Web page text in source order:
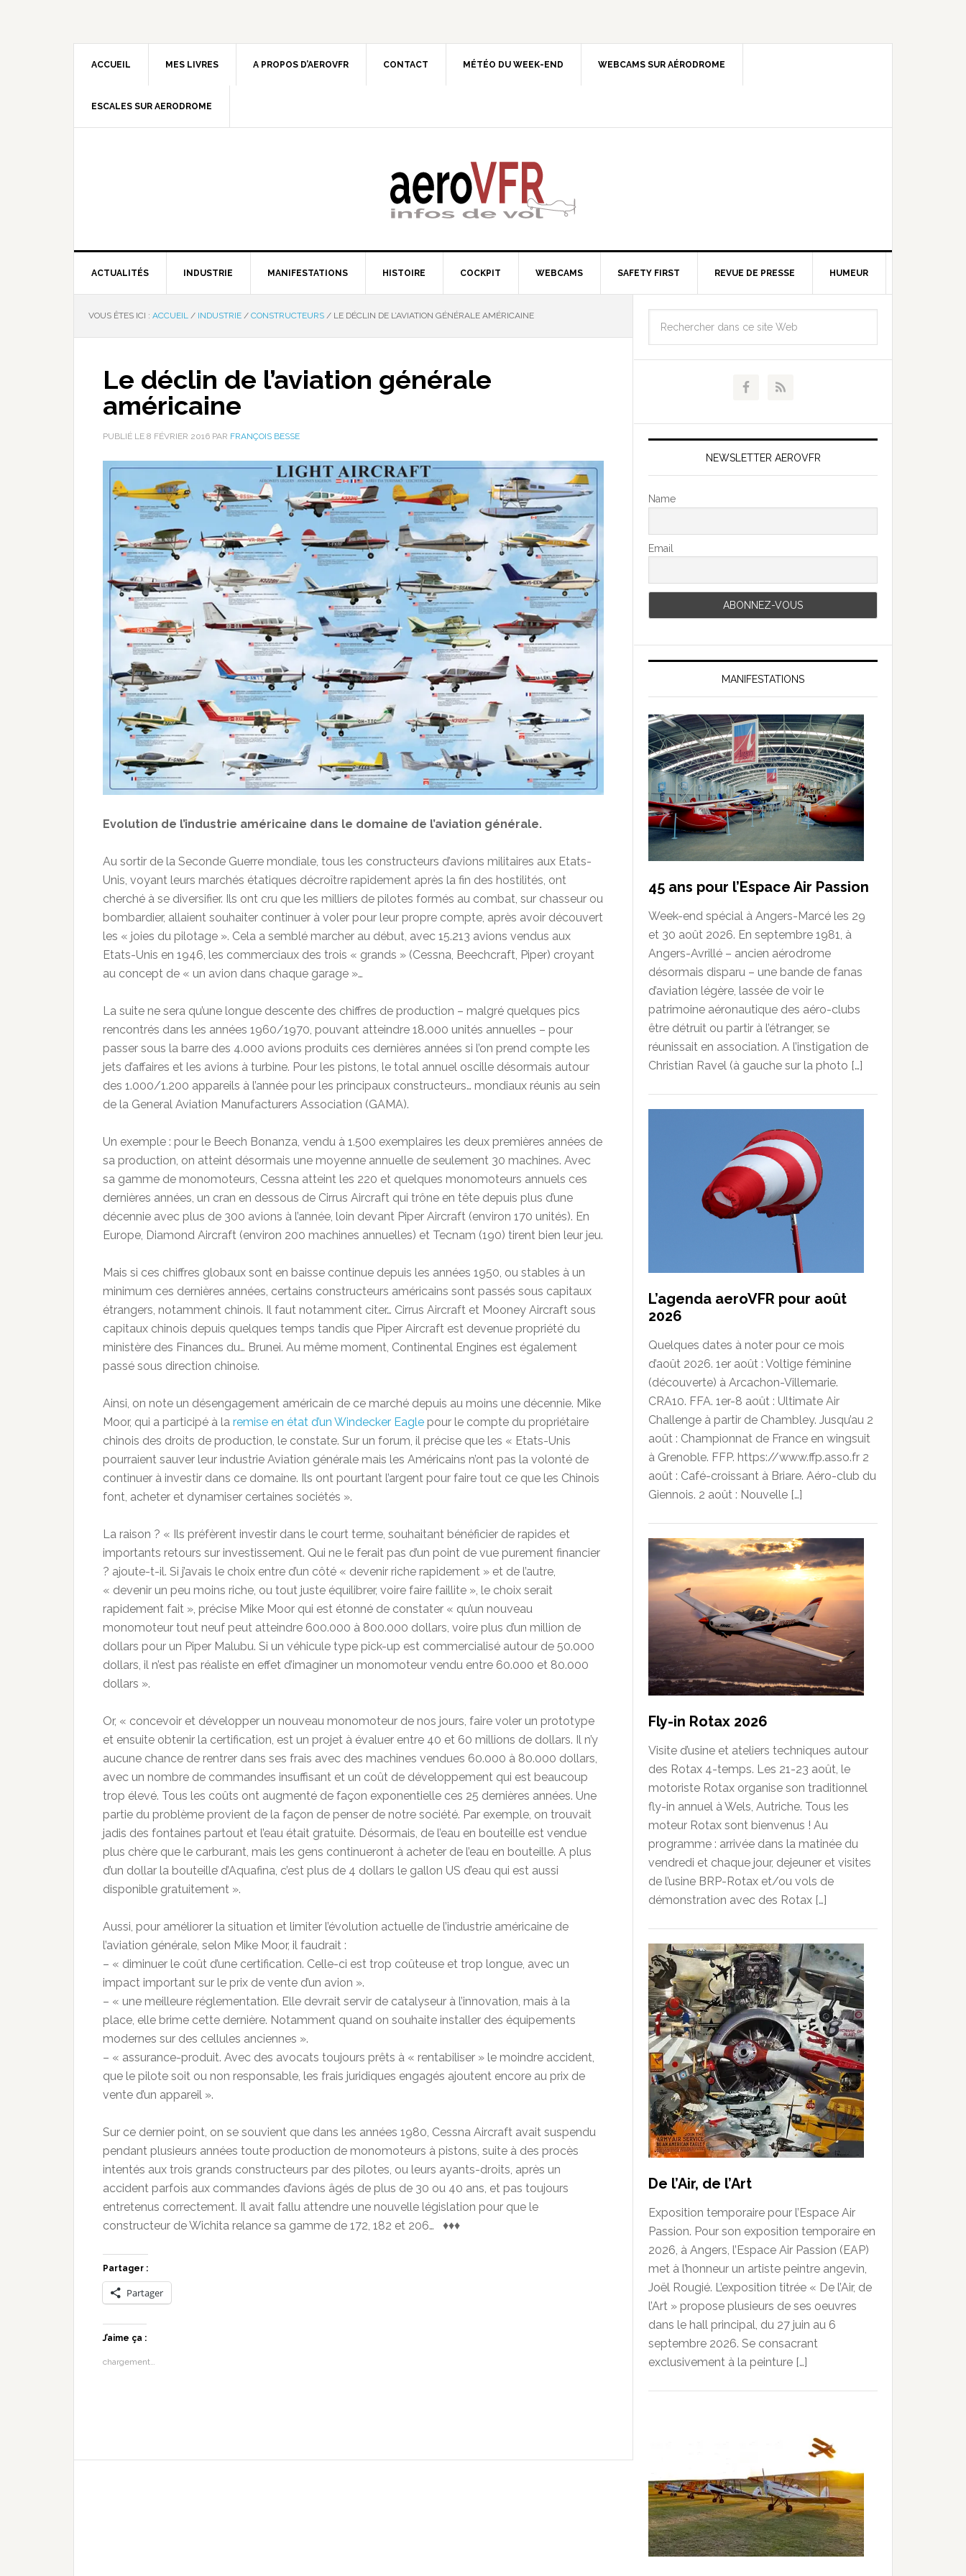
ACCUEIL MES LIVRES A PROPOS D’AEROVFR CONTACT MÉTÉO DU WEEK-END WEBCAMS SUR AÉRODROME
ESCALES SUR AERODROME
ACTUALITÉS INDUSTRIE MANIFESTATIONS HISTOIRE COCKPIT WEBCAMS SAFETY FIRST REVUE DE PRESSE HUMEUR
VOUS ÊTES ICI : ACCUEIL / INDUSTRIE / CONSTRUCTEURS / LE DÉCLIN DE L’AVIATION GÉNÉRALE AMÉRICAINE
Le déclin de l’aviation générale
américaine
PUBLIÉ LE 8 FÉVRIER 2016 PAR FRANÇOIS BESSE
Evolution de l’industrie américaine dans le domaine de l’aviation générale.
Au sortir de la Seconde Guerre mondiale, tous les constructeurs d’avions militaires aux Etats-
Unis, voyant leurs marchés étatiques décroître rapidement après la fin des hostilités, ont
cherché à se diversifier. Ils ont cru que les milliers de pilotes formés au combat, sur chasseur ou
bombardier, allaient souhaiter continuer à voler pour leur propre compte, après avoir découvert
les « joies du pilotage ». Cela a semblé marcher au début, avec 15.213 avions vendus aux
Etats-Unis en 1946, les commerciaux des trois « grands » (Cessna, Beechcraft, Piper) croyant
au concept de « un avion dans chaque garage »…
La suite ne sera qu’une longue descente des chiffres de production – malgré quelques pics
rencontrés dans les années 1960/1970, pouvant atteindre 18.000 unités annuelles – pour
passer sous la barre des 4.000 avions produits ces dernières années si l’on prend compte les
jets d’affaires et les avions à turbine. Pour les pistons, le total annuel oscille désormais autour
des 1.000/1.200 appareils à l’année pour les principaux constructeurs… mondiaux réunis au sein
de la General Aviation Manufacturers Association (GAMA).
Un exemple : pour le Beech Bonanza, vendu à 1.500 exemplaires les deux premières années de
sa production, on atteint désormais une moyenne annuelle de seulement 30 machines. Avec
sa gamme de monomoteurs, Cessna atteint les 220 et quelques monomoteurs annuels ces
dernières années, un cran en dessous de Cirrus Aircraft qui trône en tête depuis plus d’une
décennie avec plus de 300 avions à l’année, loin devant Piper Aircraft (environ 170 unités). En
Europe, Diamond Aircraft (environ 200 machines annuelles) et Tecnam (190) tirent bien leur jeu.
Mais si ces chiffres globaux sont en baisse continue depuis les années 1950, ou stables à un
minimum ces dernières années, certains constructeurs américains sont passés sous capitaux
étrangers, notamment chinois. Il faut notamment citer… Cirrus Aircraft et Mooney Aircraft sous
capitaux chinois depuis quelques temps tandis que Piper Aircraft est devenue propriété du
ministère des Finances du… Brunei. Au même moment, Continental Engines est également
passé sous direction chinoise.
Ainsi, on note un désengagement américain de ce marché depuis au moins une décennie. Mike
Moor, qui a participé à la remise en état d’un Windecker Eagle pour le compte du propriétaire
chinois des droits de production, le constate. Sur un forum, il précise que les « Etats-Unis
pourraient sauver leur industrie Aviation générale mais les Américains n’ont pas la volonté de
continuer à investir dans ce domaine. Ils ont pourtant l’argent pour faire tout ce que les Chinois
font, acheter et dynamiser certaines sociétés ».
La raison ? « Ils préfèrent investir dans le court terme, souhaitant bénéficier de rapides et
importants retours sur investissement. Qui ne le ferait pas d’un point de vue purement financier
? ajoute-t-il. Si j’avais le choix entre d’un côté « devenir riche rapidement » et de l’autre,
« devenir un peu moins riche, ou tout juste équilibrer, voire faire faillite », le choix serait
rapidement fait », précise Mike Moor qui est étonné de constater « qu’un nouveau
monomoteur tout neuf peut atteindre 600.000 à 800.000 dollars, voire plus d’un million de
dollars pour un Piper Malubu. Si un véhicule type pick-up est commercialisé autour de 50.000
dollars, il n’est pas réaliste en effet d’imaginer un monomoteur vendu entre 60.000 et 80.000
dollars ».
Or, « concevoir et développer un nouveau monomoteur de nos jours, faire voler un prototype
et ensuite obtenir la certification, est un projet à évaluer entre 40 et 60 millions de dollars. Il n’y
aucune chance de rentrer dans ses frais avec des machines vendues 60.000 à 80.000 dollars,
avec un nombre de commandes insuffisant et un coût de développement qui est beaucoup
trop élevé. Tous les coûts ont augmenté de façon exponentielle ces 25 dernières années. Une
partie du problème provient de la façon de penser de notre société. Par exemple, on trouvait
jadis des fontaines partout et l’eau était gratuite. Désormais, de l’eau en bouteille est vendue
plus chère que le carburant, mais les gens continueront à acheter de l’eau en bouteille. A plus
d’un dollar la bouteille d’Aquafina, c’est plus de 4 dollars le gallon US d’eau qui est aussi
disponible gratuitement ».
Aussi, pour améliorer la situation et limiter l’évolution actuelle de l’industrie américaine de
l’aviation générale, selon Mike Moor, il faudrait :
– « diminuer le coût d’une certification. Celle-ci est trop coûteuse et trop longue, avec un
impact important sur le prix de vente d’un avion ».
– « une meilleure réglementation. Elle devrait servir de catalyseur à l’innovation, mais à la
place, elle brime cette dernière. Notamment quand on souhaite installer des équipements
modernes sur des cellules anciennes ».
– « assurance-produit. Avec des avocats toujours prêts à « rentabiliser » le moindre accident,
que le pilote soit ou non responsable, les frais juridiques engagés ajoutent encore au prix de
vente d’un appareil ».
Sur ce dernier point, on se souvient que dans les années 1980, Cessna Aircraft avait suspendu
pendant plusieurs années toute production de monomoteurs à pistons, suite à des procès
intentés aux trois grands constructeurs par des pilotes, ou leurs ayants-droits, après un
accident parfois aux commandes d’avions âgés de plus de 30 ou 40 ans, et pas toujours
entretenus correctement. Il avait fallu attendre une nouvelle législation pour que le
constructeur de Wichita relance sa gamme de 172, 182 et 206… ♦♦♦
Partager :
Partager
J’aime ça :
chargement…
NEWSLETTER AEROVFR
Name
Email
MANIFESTATIONS
45 ans pour l’Espace Air Passion
Week-end spécial à Angers-Marcé les 29
et 30 août 2026. En septembre 1981, à
Angers-Avrillé – ancien aérodrome
désormais disparu – une bande de fanas
d’aviation légère, lassée de voir le
patrimoine aéronautique des aéro-clubs
être détruit ou partir à l’étranger, se
réunissait en association. A l’instigation de
Christian Ravel (à gauche sur la photo […]
L’agenda aeroVFR pour août
2026
Quelques dates à noter pour ce mois
d’août 2026. 1er août : Voltige féminine
(découverte) à Arcachon-Villemarie.
CRA10. FFA. 1er-8 août : Ultimate Air
Challenge à partir de Chambley. Jusqu’au 2
août : Championnat de France en wingsuit
à Grenoble. FFP. https://www.ffp.asso.fr 2
août : Café-croissant à Briare. Aéro-club du
Giennois. 2 août : Nouvelle […]
Fly-in Rotax 2026
Visite d’usine et ateliers techniques autour
des Rotax 4-temps. Les 21-23 août, le
motoriste Rotax organise son traditionnel
fly-in annuel à Wels, Autriche. Tous les
moteur Rotax sont bienvenus ! Au
programme : arrivée dans la matinée du
vendredi et chaque jour, dejeuner et visites
de l’usine BRP-Rotax et/ou vols de
démonstration avec des Rotax […]
De l’Air, de l’Art
Exposition temporaire pour l’Espace Air
Passion. Pour son exposition temporaire en
2026, à Angers, l’Espace Air Passion (EAP)
met à l’honneur un artiste peintre angevin,
Joël Rougié. L’exposition titrée « De l’Air, de
l’Art » propose plusieurs de ses oeuvres
dans le hall principal, du 27 juin au 6
septembre 2026. Se consacrant
exclusivement à la peinture […]